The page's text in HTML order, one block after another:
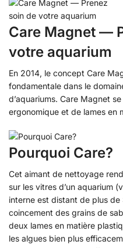
Care Magnet —
votre aquarium
En 2014, le concept Care
fondamentale dans le
d’aquariums. Care Magnet
ergonomique et de lames en
Pourquoi Care?
Cet aimant de nettoyage
sur les vitres d’un aquarium
interne est distant de plus
coincement des grains de
deux lames en matière
les algues bien plus